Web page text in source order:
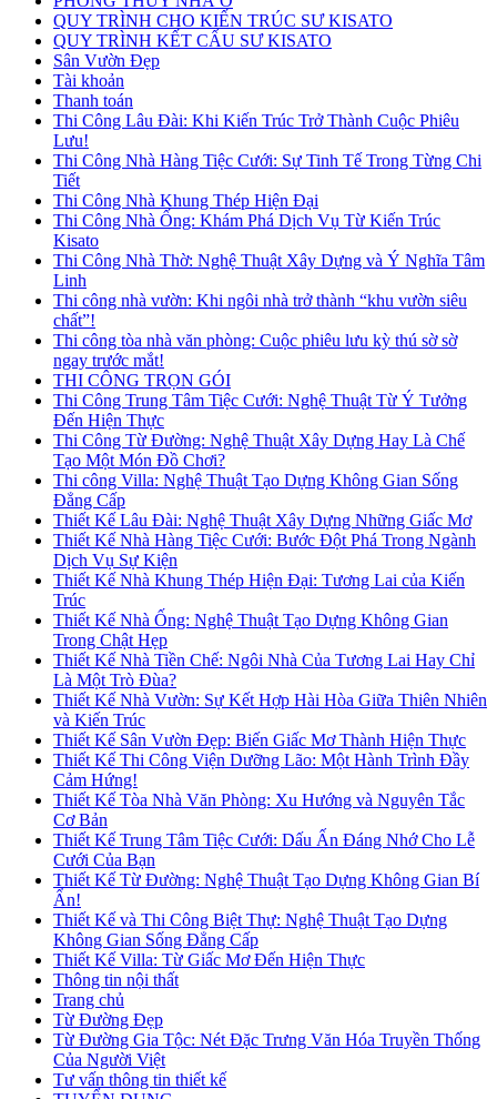
QUY TRÌNH CHO KIẾN TRÚC SƯ KISATO
QUY TRÌNH KẾT CẤU SƯ KISATO
Sân Vườn Đẹp
Tài khoản
Thanh toán
Thi Công Lâu Đài: Khi Kiến Trúc Trở Thành Cuộc Phiêu
Lưu!
Thi Công Nhà Hàng Tiệc Cưới: Sự Tinh Tế Trong Từng Chi
Tiết
Thi Công Nhà Khung Thép Hiện Đại
Thi Công Nhà Ống: Khám Phá Dịch Vụ Từ Kiến Trúc
Kisato
Thi Công Nhà Thờ: Nghệ Thuật Xây Dựng và Ý Nghĩa Tâm
Linh
Thi công nhà vườn: Khi ngôi nhà trở thành “khu vườn siêu
chất”!
Thi công tòa nhà văn phòng: Cuộc phiêu lưu kỳ thú sờ sờ
ngay trước mắt!
THI CÔNG TRỌN GÓI
Thi Công Trung Tâm Tiệc Cưới: Nghệ Thuật Từ Ý Tưởng
Đến Hiện Thực
Thi Công Từ Đường: Nghệ Thuật Xây Dựng Hay Là Chế
Tạo Một Món Đồ Chơi?
Thi công Villa: Nghệ Thuật Tạo Dựng Không Gian Sống
Đẳng Cấp
Thiết Kế Lâu Đài: Nghệ Thuật Xây Dựng Những Giấc Mơ
Thiết Kế Nhà Hàng Tiệc Cưới: Bước Đột Phá Trong Ngành
Dịch Vụ Sự Kiện
Thiết Kế Nhà Khung Thép Hiện Đại: Tương Lai của Kiến
Trúc
Thiết Kế Nhà Ống: Nghệ Thuật Tạo Dựng Không Gian
Trong Chật Hẹp
Thiết Kế Nhà Tiền Chế: Ngôi Nhà Của Tương Lai Hay Chỉ
Là Một Trò Đùa?
Thiết Kế Nhà Vườn: Sự Kết Hợp Hài Hòa Giữa Thiên Nhiên
và Kiến Trúc
Thiết Kế Sân Vườn Đẹp: Biến Giấc Mơ Thành Hiện Thực
Thiết Kế Thi Công Viện Dưỡng Lão: Một Hành Trình Đầy
Cảm Hứng!
Thiết Kế Tòa Nhà Văn Phòng: Xu Hướng và Nguyên Tắc
Cơ Bản
Thiết Kế Trung Tâm Tiệc Cưới: Dấu Ấn Đáng Nhớ Cho Lễ
Cưới Của Bạn
Thiết Kế Từ Đường: Nghệ Thuật Tạo Dựng Không Gian Bí
Ẩn!
Thiết Kế và Thi Công Biệt Thự: Nghệ Thuật Tạo Dựng
Không Gian Sống Đẳng Cấp
Thiết Kế Villa: Từ Giấc Mơ Đến Hiện Thực
Thông tin nội thất
Trang chủ
Từ Đường Đẹp
Từ Đường Gia Tộc: Nét Đặc Trưng Văn Hóa Truyền Thống
Của Người Việt
Tư vấn thông tin thiết kế